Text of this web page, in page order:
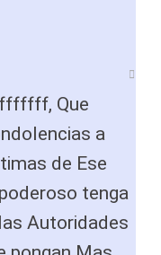
Que
a
de Ese
tenga
Autoridades